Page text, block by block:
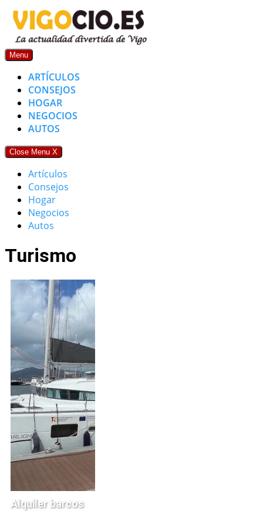
Skip
content
Menu
ARTÍCULOS
CONSEJOS
HOGAR
NEGOCIOS
AUTOS
Close Menu X
Artículos
Consejos
Hogar
Negocios
Autos
Turismo
Alquiler barcos